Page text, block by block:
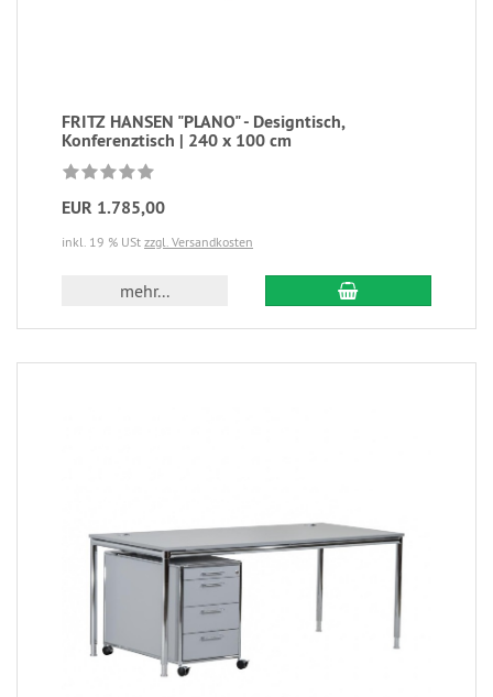
FRITZ HANSEN "PLANO" - Designtisch,
Konferenztisch | 240 x 100 cm
EUR 1.785,00
inkl. 19 % USt zzgl. Versandkosten
mehr...